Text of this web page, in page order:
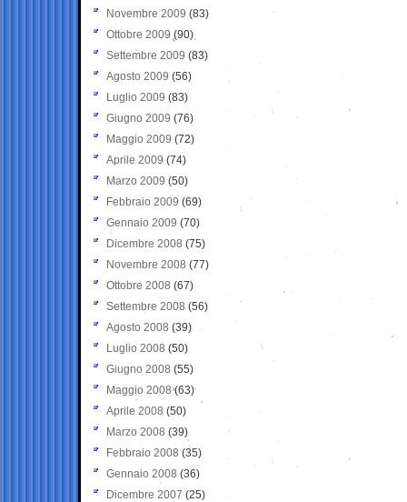
Novembre 2009 (83)
Ottobre 2009 (90)
Settembre 2009 (83)
Agosto 2009 (56)
Luglio 2009 (83)
Giugno 2009 (76)
Maggio 2009 (72)
Aprile 2009 (74)
Marzo 2009 (50)
Febbraio 2009 (69)
Gennaio 2009 (70)
Dicembre 2008 (75)
Novembre 2008 (77)
Ottobre 2008 (67)
Settembre 2008 (56)
Agosto 2008 (39)
Luglio 2008 (50)
Giugno 2008 (55)
Maggio 2008(63)
Aprile 2008 (50)
Marzo 2008 (39)
Febbraio 2008 (35)
Gennaio 2008 (36)
Dicembre 2007 (25)